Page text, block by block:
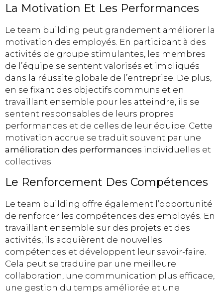
La Motivation Et Les Performances
Le team building peut grandement améliorer la
motivation des employés. En participant à des
activités de groupe stimulantes, les membres
de l’équipe se sentent valorisés et impliqués
dans la réussite globale de l’entreprise. De plus,
en se fixant des objectifs communs et en
travaillant ensemble pour les atteindre, ils se
sentent responsables de leurs propres
performances et de celles de leur équipe. Cette
motivation accrue se traduit souvent par une
amélioration des performances individuelles et
collectives.
Le Renforcement Des Compétences
Le team building offre également l’opportunité
de renforcer les compétences des employés. En
travaillant ensemble sur des projets et des
activités, ils acquièrent de nouvelles
compétences et développent leur savoir-faire.
Cela peut se traduire par une meilleure
collaboration, une communication plus efficace,
une gestion du temps améliorée et une